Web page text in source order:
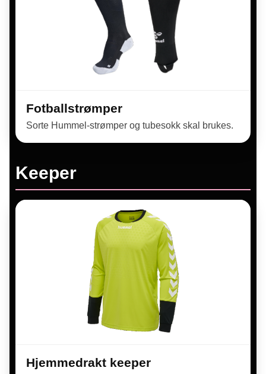
Fotballstrømper
Sorte Hummel-strømper og tubesokk skal brukes.
Keeper
Hjemmedrakt keeper